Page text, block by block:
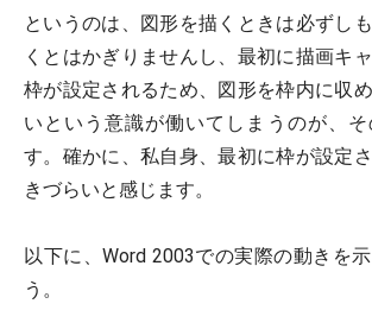
というのは、図形を描くときは必ずし
くとはかぎりませんし、最初に描画キ
枠が設定されるため、図形を枠内に収
いという意識が働いてしまうのが、
す。確かに、私自身、最初に枠が設定
きづらいと感じます。
以下に、Word 2003での実際の動きを
う。